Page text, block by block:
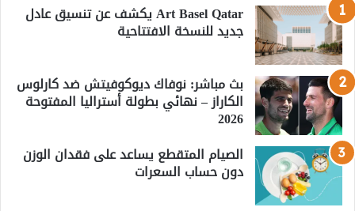
Art Basel Qatar يكشف عن تنسيق عادل
جديد للنسخة الافتتاحية
بث مباشر: نوفاك ديوكوفيتش ضد كارلوس
الكاراز – نهائي بطولة أستراليا المفتوحة
2026
الصيام المتقطع يساعد على فقدان الوزن
دون حساب السعرات